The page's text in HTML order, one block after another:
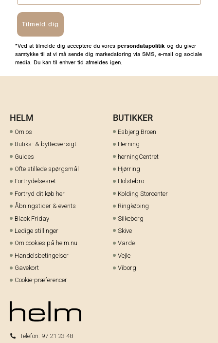
Tilmeld dig
*Ved at tilmelde dig acceptere du vores persondatapolitik og du giver
samtykke til at vi må sende dig markedsføring via SMS, e-mail og sociale
media. Du kan til enhver tid afmeldes igen.
HELM
Om os
Butiks- & bytteoversigt
Guides
Ofte stillede spørgsmål
Fortrydelsesret
Fortryd dit køb her
Åbningstider & events
Black Friday
Ledige stillinger
Om cookies på helm.nu
Handelsbetingelser
Gavekort
Cookie-præferencer
BUTIKKER
Esbjerg Broen
Herning
herningCentret
Hjørring
Holstebro
Kolding Storcenter
Ringkøbing
Silkeborg
Skive
Varde
Vejle
Viborg
Telefon: 97 21 23 48